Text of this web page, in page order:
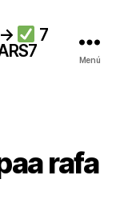
→
7
Menú
rafa